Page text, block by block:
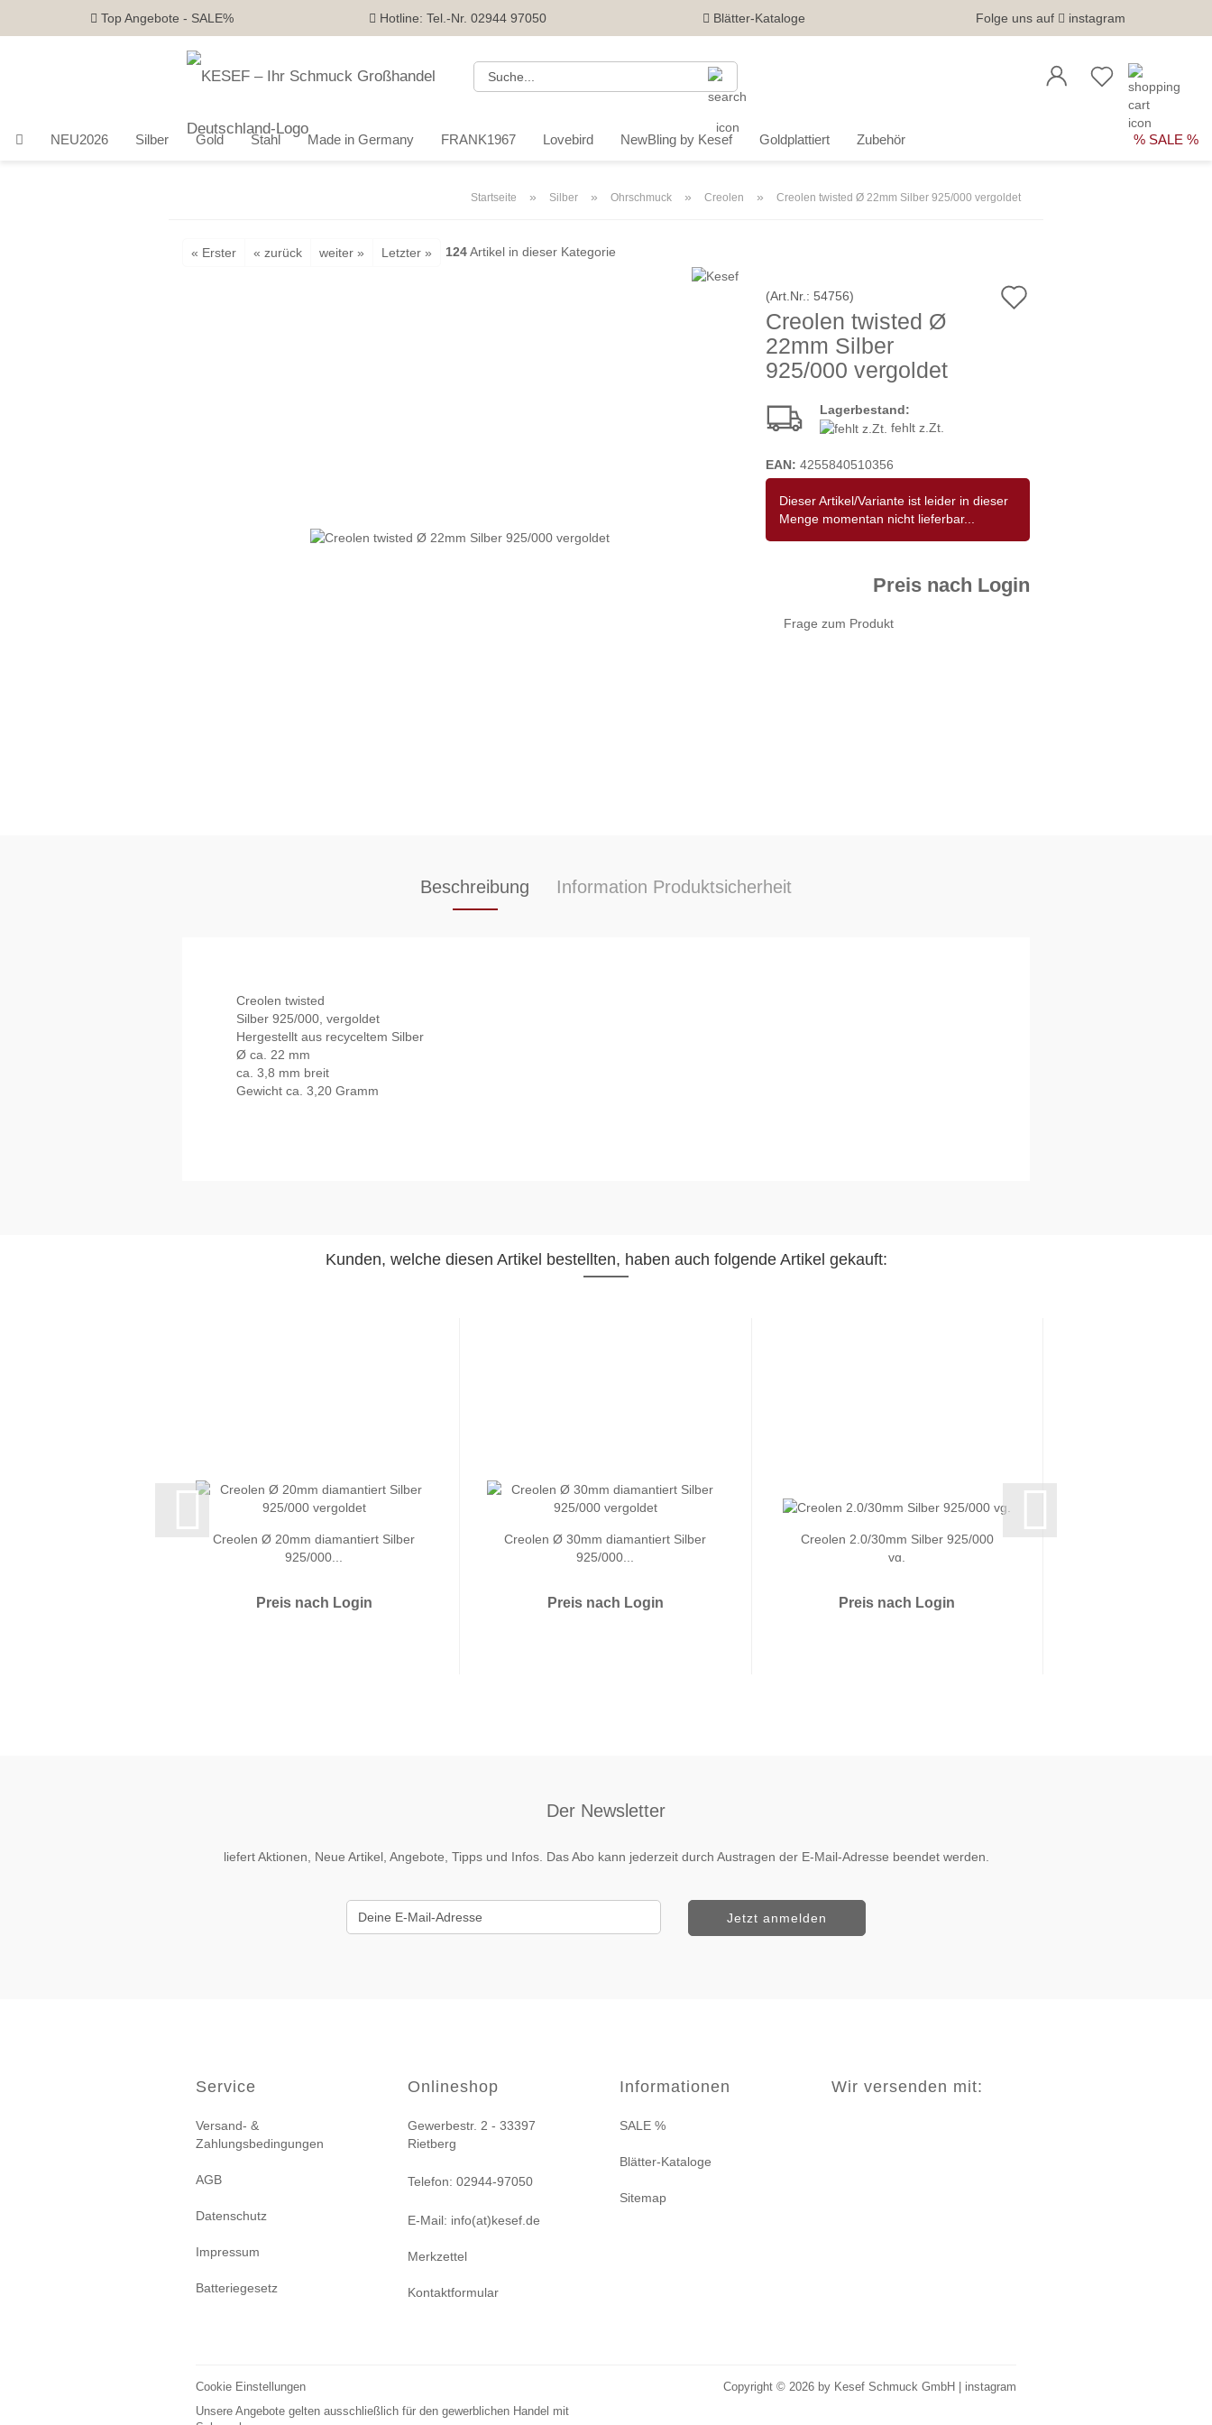
Top Angebote - SALE% Hotline: Tel.-Nr. 02944 97050 Blätter-Kataloge Folge uns auf instagram
NEU2026 Silber Gold Stahl Made in Germany FRANK1967 Lovebird NewBling by Kesef Goldplattiert Zubehör % SALE %
Startseite » Silber » Ohrschmuck » Creolen » Creolen twisted Ø 22mm Silber 925/000 vergoldet
« Erster « zurück weiter » Letzter » 124Artikel in dieser Kategorie
(Art.Nr.: 54756)
Creolen twisted Ø
22mm Silber
925/000 vergoldet
Lagerbestand:
fehlt z.Zt.
EAN: 4255840510356
Dieser Artikel/Variante ist leider in dieser
Menge momentan nicht lieferbar...
Preis nach Login
Frage zum Produkt
Beschreibung Information Produktsicherheit
Creolen twisted
Silber 925/000, vergoldet
Hergestellt aus recyceltem Silber
Ø ca. 22 mm
ca. 3,8 mm breit
Gewicht ca. 3,20 Gramm
Kunden, welche diesen Artikel bestellten, haben auch folgende Artikel gekauft:
Creolen Ø 20mm diamantiert Silber
925/000...
Preis nach Login
Creolen Ø 30mm diamantiert Silber
925/000...
Preis nach Login
Creolen 2.0/30mm Silber 925/000
vg.
Preis nach Login
Der Newsletter
liefert Aktionen, Neue Artikel, Angebote, Tipps und Infos. Das Abo kann jederzeit durch Austragen der E-Mail-Adresse beendet werden.
Service
Versand- &
Zahlungsbedingungen
AGB
Datenschutz
Impressum
Batteriegesetz
Onlineshop
Gewerbestr. 2 - 33397
Rietberg
Telefon: 02944-97050
E-Mail: info(at)kesef.de
Merkzettel
Kontaktformular
Informationen
SALE %
Blätter-Kataloge
Sitemap
Wir versenden mit:
Cookie Einstellungen
Unsere Angebote gelten ausschließlich für den gewerblichen Handel mit
Copyright © 2026 by Kesef Schmuck GmbH | instagram